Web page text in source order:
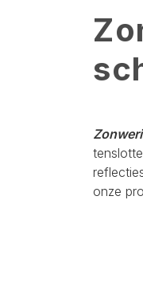
onze